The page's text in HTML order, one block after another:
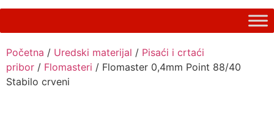
Početna / Uredski materijal / Pisaći i crtaći
pribor / Flomasteri / Flomaster 0,4mm Point 88/40
Stabilo crveni